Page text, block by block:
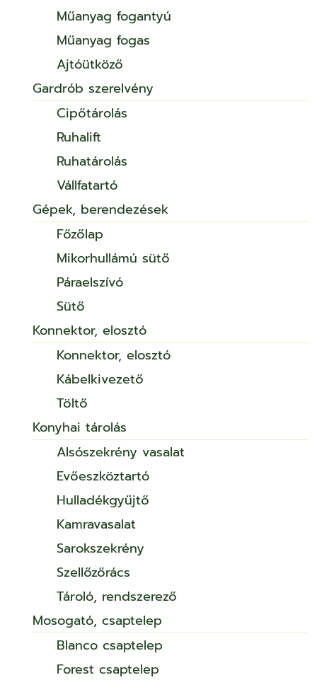
Műanyag fogantyú
Műanyag fogas
Ajtóütköző
Gardrób szerelvény
Cipőtárolás
Ruhalift
Ruhatárolás
Vállfatartó
Gépek, berendezések
Főzőlap
Mikorhullámú sütő
Páraelszívó
Sütő
Konnektor, elosztó
Konnektor, elosztó
Kábelkivezető
Töltő
Konyhai tárolás
Alsószekrény vasalat
Evőeszköztartó
Hulladékgyűjtő
Kamravasalat
Sarokszekrény
Szellőzőrács
Tároló, rendszerező
Mosogató, csaptelep
Blanco csaptelep
Forest csaptelep